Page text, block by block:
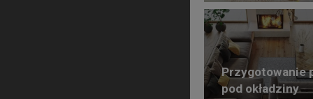
Przygotowanie
pod okładziny